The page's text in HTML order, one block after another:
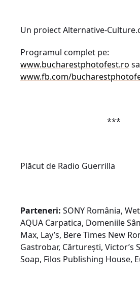
Un proiect Alternative-
Programul complet pe:
www.bucharestphotofest.ro
www.fb.com/
***
Plăcut de Radio Guerrilla
Parteneri: SONY România,
AQUA Carpatica, Domeniile
Max, Lay’s, Bere Times New
Gastrobar, Cărturești, Victor’s
Soap, Filos Publishing House,